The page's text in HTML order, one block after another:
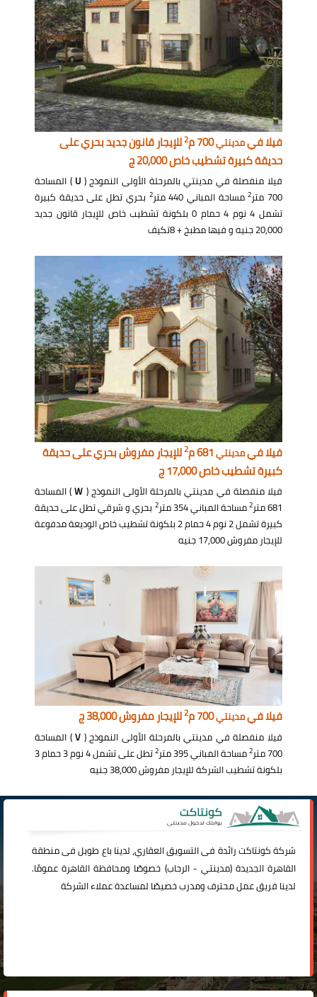
فيلا فيمدينتي700 م 2للإيجار قانون جديد بحري على
حديقة كبيرة تشطيب خاص 20,000 ج
فيلا منفصلة في مدينتي بالمرحلة الأولى النموذج ( U ) المساحة
700 متر
2مساحة المباني 440 متر 2 بحري تطل على حديقة كبيرة
تشمل 4 نوم 4 حمام 0 بلكونة تشطيب خاص للإيجار قانون جديد
20,000 جنيه و فيها مطبخ + 8تكيف
فيلا فيمدينتي 2للإيجار مفروش بحري على حديقة
كبيرة تشطيب خاص 17,000 ج
فيلا منفصلة في مدينتي بالمرحلة الأولى النموذج ( W) المساحة
681 متر
2مساحة المباني 354 متر 2 بحري و شرقي تطل على حديقة
كبيرة تشمل 2 نوم 4 حمام 2 بلكونة تشطيب خاص الوديعة مدفوعة
للإيجار مفروش 17,000 جنيه
فيلا فيمدينتي700 م 2للإيجار مفروش 38,000 ج
فيلا منفصلة في مدينتي بالمرحلة الأولى النموذج ( V) المساحة
700 متر
2مساحة المباني 395 متر 2
تطل على تشمل 4 نوم 3 حمام 3
بلكونة تشطيب الشركة للإيجار مفروش 38,000 جنيه
شركةكونتاكترائدة فى التسويق العقاري، لدينا باع طويل فى منطقة
القاهرة الجديدة (مدينتي -الرحاب) خصوصًا ومحافظة القاهرة عمومًا.
لدينا فريق عمل محترف ومدرب خصيصًا لمساعدة عملاء الشركة